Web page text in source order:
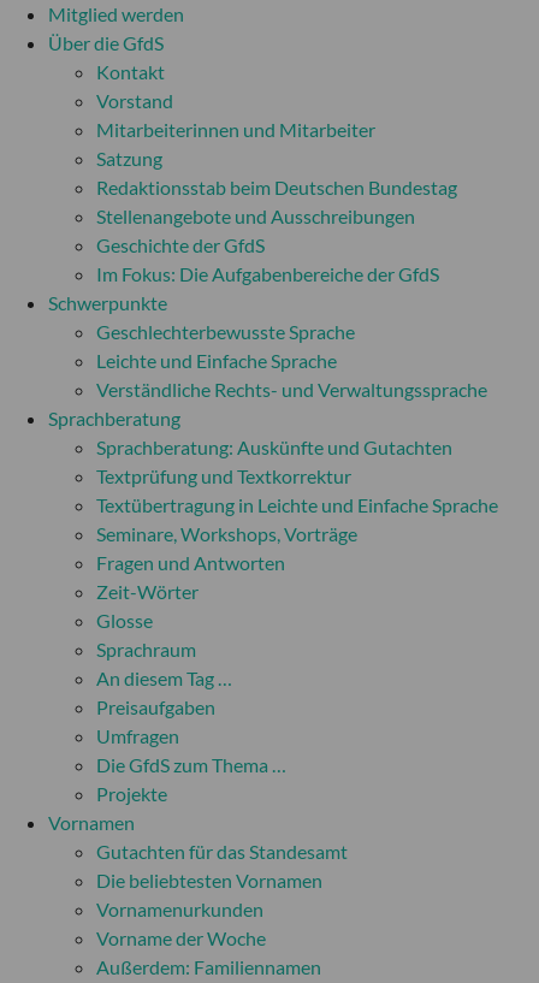
Mitglied werden
Über die GfdS
Kontakt
Vorstand
Mitarbeiterinnen und Mitarbeiter
Satzung
Redaktionsstab beim Deutschen Bundestag
Stellenangebote und Ausschreibungen
Geschichte der GfdS
Im Fokus: Die Aufgabenbereiche der GfdS
Schwerpunkte
Geschlechterbewusste Sprache
Leichte und Einfache Sprache
Verständliche Rechts- und Verwaltungssprache
Sprachberatung
Sprachberatung: Auskünfte und Gutachten
Textprüfung und Textkorrektur
Textübertragung in Leichte und Einfache Sprache
Seminare, Workshops, Vorträge
Fragen und Antworten
Zeit-Wörter
Glosse
Sprachraum
An diesem Tag …
Preisaufgaben
Umfragen
Die GfdS zum Thema …
Projekte
Vornamen
Gutachten für das Standesamt
Die beliebtesten Vornamen
Vornamenurkunden
Vorname der Woche
Außerdem: Familiennamen